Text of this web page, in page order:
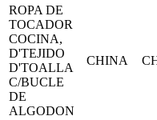
ROPA DE
TOCADOR
COCINA,
D'TEJIDO
D'TOALLA
C/BUCLE
DE
ALGODON
CHINA